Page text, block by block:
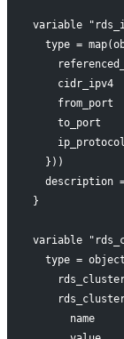
variable
type =
cidr_ipv4
from_port
to_port
  }))
description
}
variable
type =
name